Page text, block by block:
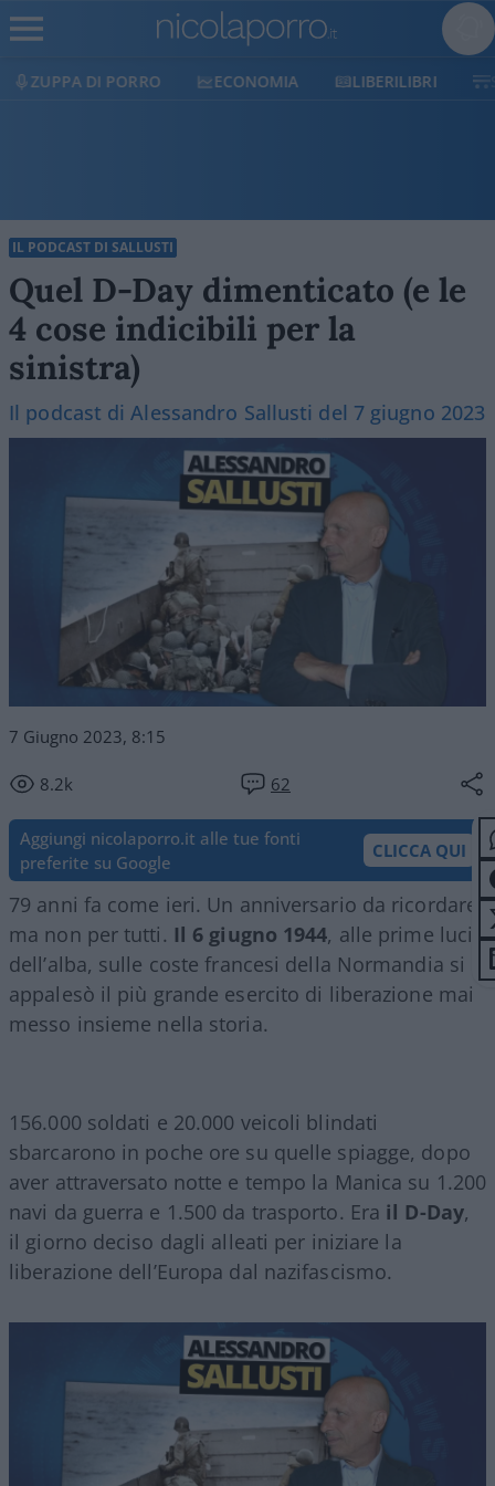
ECONOMIA LIBERILIBRI SHOP SOSTIENICI
IL PODCAST DI SALLUSTI
Quel D-Day dimenticato (e le
4 cose indicibili per la
sinistra)
Il podcast di Alessandro Sallusti del 7 giugno 2023
7 Giugno 2023, 8:15
8.2k 62
Aggiungi nicolaporro.it alle tue fonti
preferite su Google
CLICCA QUI
79 anni fa come ieri. Un anniversario da ricordare,
ma non per tutti. Il 6 giugno 1944, alle prime luci
dell’alba, sulle coste francesi della Normandia si
appalesò il più grande esercito di liberazione mai
messo insieme nella storia.
156.000 soldati e 20.000 veicoli blindati
sbarcarono in poche ore su quelle spiagge, dopo
aver attraversato notte e tempo la Manica su 1.200
navi da guerra e 1.500 da trasporto. Era il D-Day,
il giorno deciso dagli alleati per iniziare la
liberazione dell’Europa dal nazifascismo.